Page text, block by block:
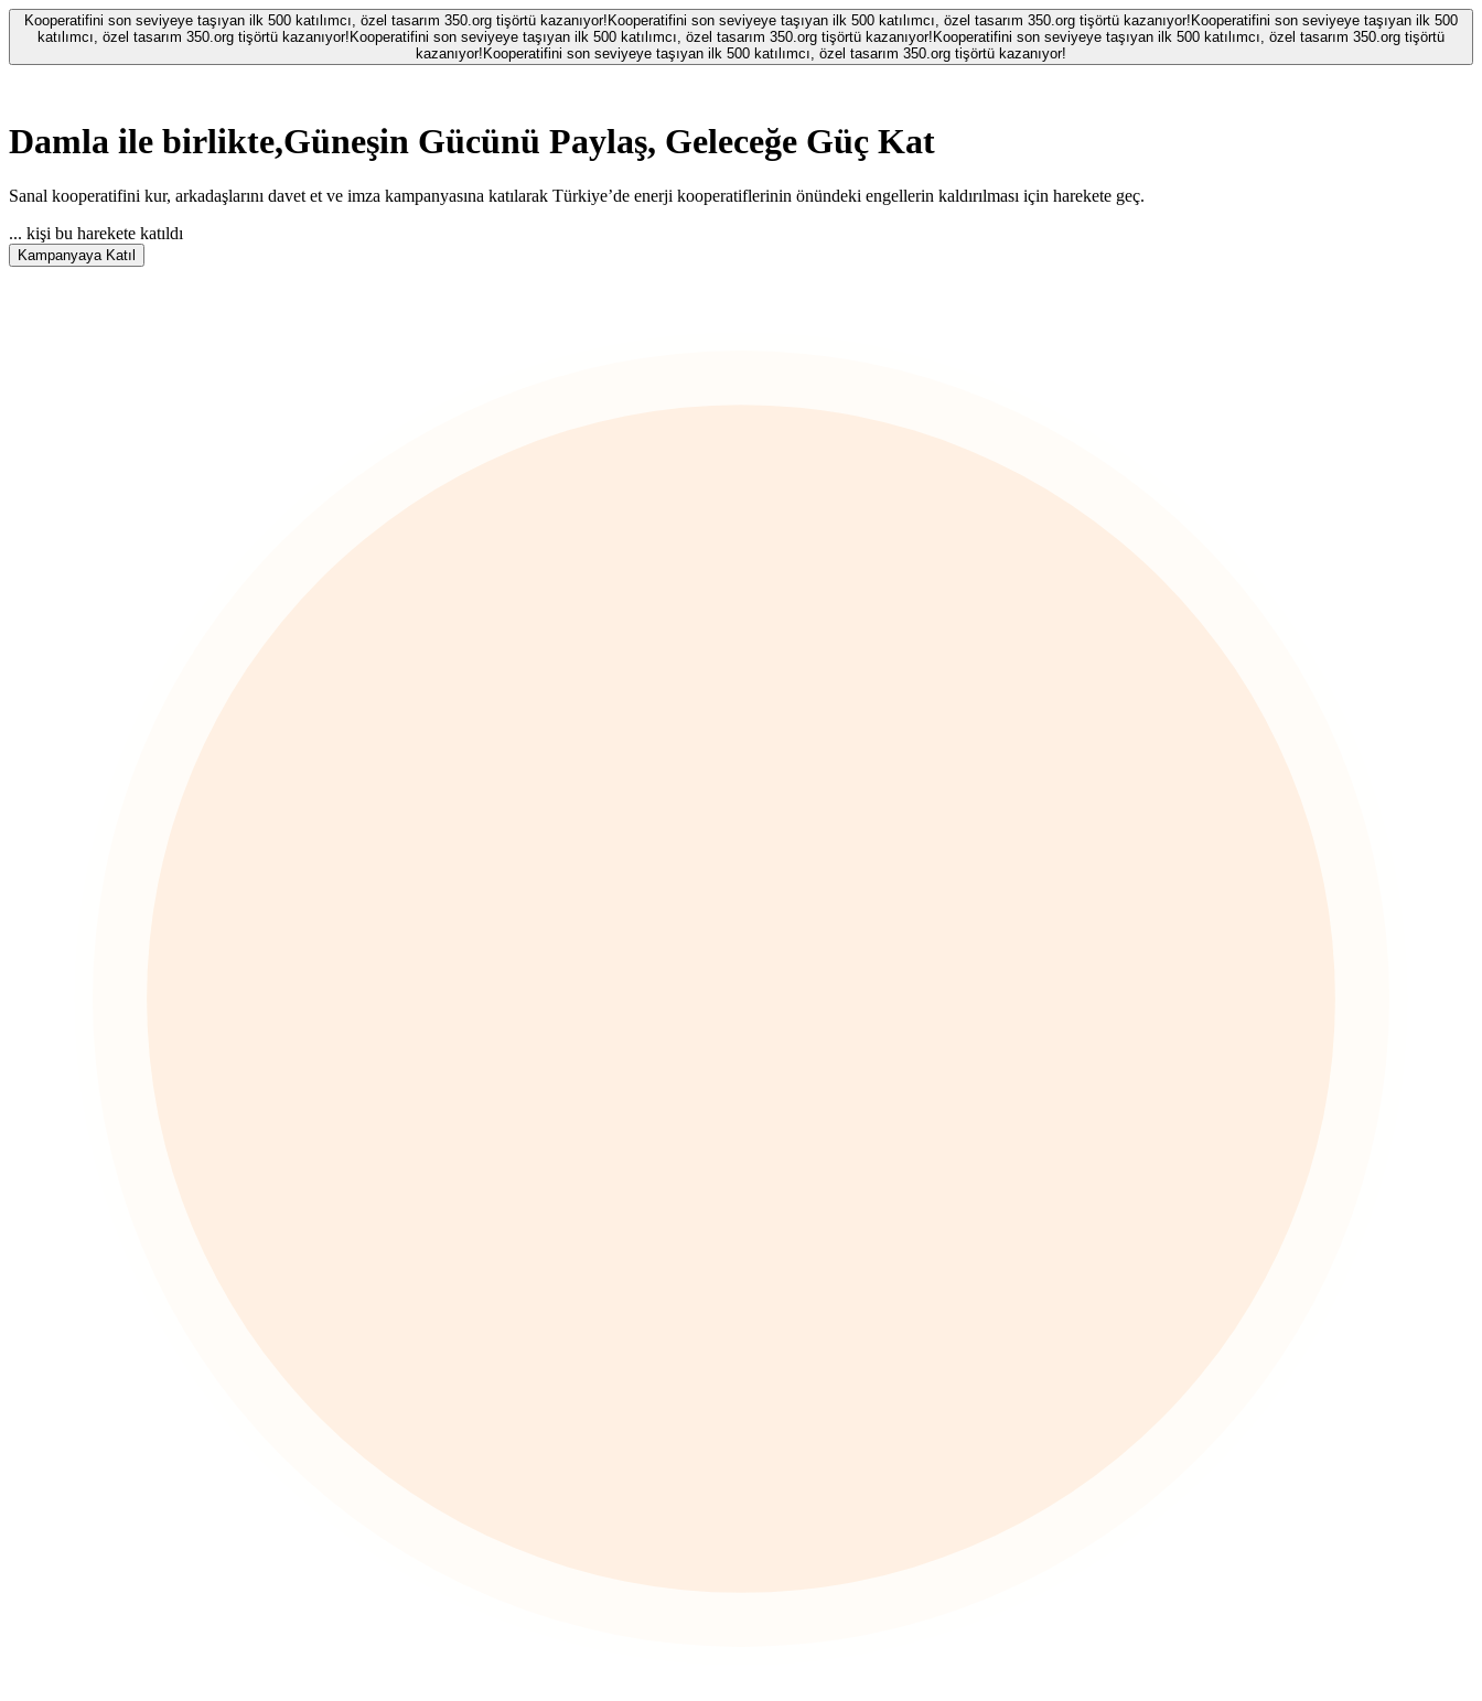
Kooperatifini son seviyeye taşıyan ilk 500 katılımcı, özel tasarım 350.org tişörtü kazanıyor! Kooperatifini son seviyeye taşıyan ilk 500 katılımcı, özel tasarım 350.org tişörtü kazanıyor! Kooperatifini son seviyeye taşıyan ilk 500
katılımcı, özel tasarım 350.org tişörtü kazanıyor! Kooperatifini son seviyeye taşıyan ilk 500 katılımcı, özel tasarım 350.org tişörtü kazanıyor! Kooperatifini son seviyeye taşıyan ilk 500 katılımcı, özel tasarım 350.org tişörtü
kazanıyor! Kooperatifini son seviyeye taşıyan ilk 500 katılımcı, özel tasarım 350.org tişörtü kazanıyor!
Damla ile birlikte,Güneşin Gücünü Paylaş, Geleceğe Güç Kat
Sanal kooperatifini kur, arkadaşlarını davet et ve imza kampanyasına katılarak Türkiye’de enerji kooperatiflerinin önündeki engellerin kaldırılması için harekete geç.
... kişi bu harekete katıldı
Kampanyaya Katıl